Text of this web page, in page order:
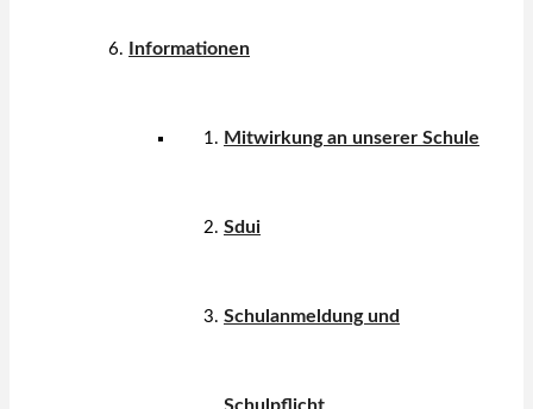
Informationen
Mitwirkung an unserer Schule
Sdui
Schulanmeldung und